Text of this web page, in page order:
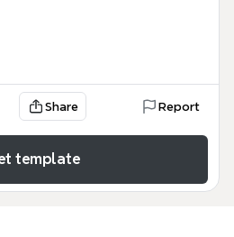
Share Report
template